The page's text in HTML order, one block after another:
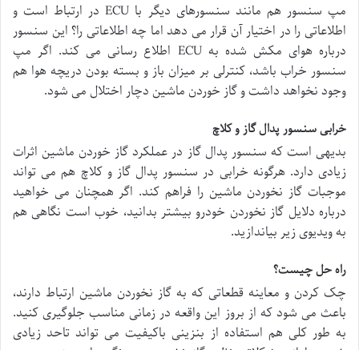
مپ سنسور هم مانند سنسورهای دیگر با ECU در ارتباط است و
اطلاعاتی را در اختیار آن قرار می دهد اما چه اطلاعاتی را؟ این سنسور
درباره هوای مکش شده به ECU اطلاع رسانی می کند. اگر مپ
سنسور خراب باشد، کنترلی بر میزان باز و بسته بودن دریچه هوا هم
وجود نخواهد داشت و گاز خوردن ماشین دچار اختلال می شود.
خرابی سنسور پدال گاز و کلاچ
بدیهی است که سنسور پدال گاز در عملکرد گاز خوردن ماشین اثرات
زیادی دارد. هرگونه خرابی در سنسور پدال گاز و کلاچ هم می تواند
موجبات گاز نخوردن ماشین را فراهم کند. اگر همچنان می خواهید
درباره دلایل گاز نخوردن خودرو بیشتر بدانید، خوب است نگاهی هم
به ویدیوی زیر بیاندازید.
راه حل چیست؟
چک کردن و معاینه قطعاتی که به گاز نخوردن ماشین ارتباط دارند،
باعث می شود که از بروز این واقعه در زمانی مناسب جلوگیری کنید.
به طور کلی هم استفاده از بنزینی باکیفیت می تواند تاحد زیادی